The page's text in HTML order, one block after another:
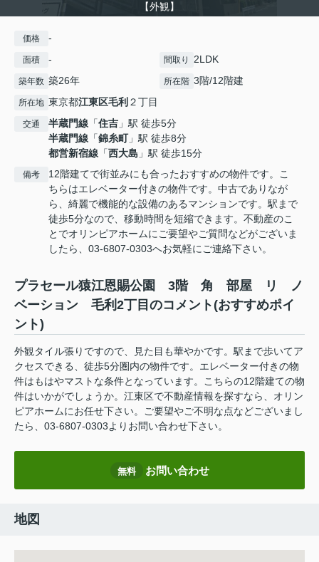
【外観】
価格 -
面積 - 間取り 2LDK
築年数 築26年 所在階 3階/12階建
所在地 東京都江東区毛利 ２丁目
交通 半蔵門線 「住吉 」駅 徒歩5分
半蔵門線 「錦糸町」駅 徒歩8分
都営新宿線 「西大島 」駅 徒歩15分
備考
12階建てで街並みにも合ったおすすめの物件です。こ
ちらはエレベーター付きの物件です。中古でありなが
ら、綺麗で機能的な設備のあるマンションです。駅まで
徒歩5分なので、移動時間を短縮できます。不動産のこ
とでオリンピアホームにご要望やご質問などがございま
したら、03-6807-0303へお気軽にご連絡下さい。
プラセール猿江恩賜公園 3階 角 部屋 リ ノ
ベーション 毛利2丁目のコメント(おすすめポイ
ント)
外観タイル張りですので、見た目も華やかです。駅まで歩いてア
クセスできる、徒歩5分圏内の物件です。エレベーター付きの物
件はもはやマストな条件となっています。こちらの12階建ての物
件はいかがでしょうか。江東区で不動産情報を探すなら、オリン
ピアホームにお任せ下さい。ご要望やご不明な点などございまし
たら、03-6807-0303よりお問い合わせ下さい。
無料 お問い合わせ
地図